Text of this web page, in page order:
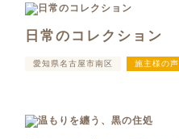
日常のコレクション
愛知県名古屋市南区 施主様の声